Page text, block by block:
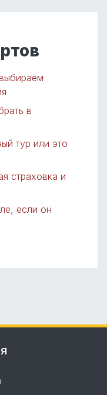
в
тур или это
страховка и
если он